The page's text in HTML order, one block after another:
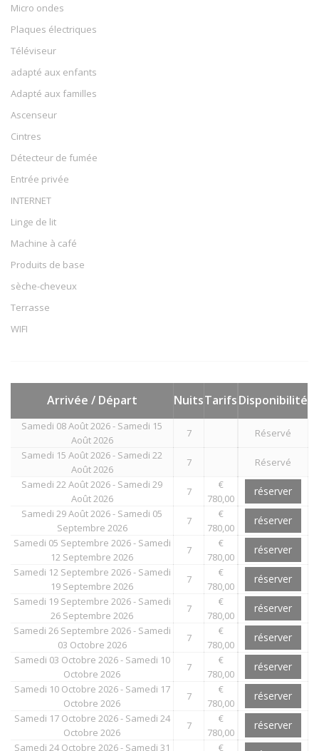
Micro ondes
Plaques électriques
Téléviseur
adapté aux enfants
Adapté aux familles
Ascenseur
Cintres
Détecteur de fumée
Entrée privée
INTERNET
Linge de lit
Machine à café
Produits de base
sèche-cheveux
Terrasse
WIFI
Arrivée / Départ NuitsTarifsDisponibilité
Samedi 08 Août 2026 - Samedi 15
Août 2026
7
Réservé
Samedi 15 Août 2026 - Samedi 22
Août 2026
7
Réservé
Samedi 22 Août 2026 - Samedi 29
Août 2026
7
€
780,00
réserver
Samedi 29 Août 2026 - Samedi 05
Septembre 2026
7
€
780,00
réserver
Samedi 05 Septembre 2026 - Samedi
12 Septembre 2026
7
€
780,00
réserver
Samedi 12 Septembre 2026 - Samedi
19 Septembre 2026
7
€
780,00
réserver
Samedi 19 Septembre 2026 - Samedi
26 Septembre 2026
7
€
780,00
réserver
Samedi 26 Septembre 2026 - Samedi
03 Octobre 2026
7
€
780,00
réserver
Samedi 03 Octobre 2026 - Samedi 10
Octobre 2026
7
€
780,00
réserver
Samedi 10 Octobre 2026 - Samedi 17
Octobre 2026
7
€
780,00
réserver
Samedi 17 Octobre 2026 - Samedi 24
Octobre 2026
7
€
780,00
réserver
Samedi 24 Octobre 2026 - Samedi 31 €